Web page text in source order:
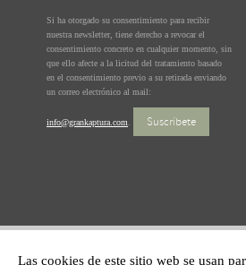
Las cookies de este sitio web se usan
Si ha otorgado su consentimiento para recibir
nuestra newsletter, tiene derecho a revocar el
consentimiento concreto en cualquier momento, sin
que ello afecte a la licitud del tratamiento basado
en el consentimiento previo a su retirada enviando
un correo electrónico al mail:
info@grankaptura.com Suscríbete